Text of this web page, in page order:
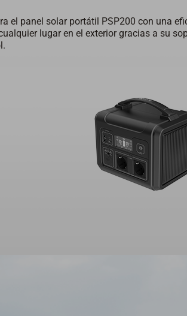
el panel solar portátil PSP200 con una
lugar en el exterior gracias a su